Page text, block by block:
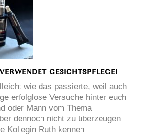
GESICHTSPFLEGE!
wie das passierte, weil auch
erfolglose Versuche hinter euch
oder Mann vom Thema
dennoch nicht zu überzeugen
Kollegin Ruth kennen